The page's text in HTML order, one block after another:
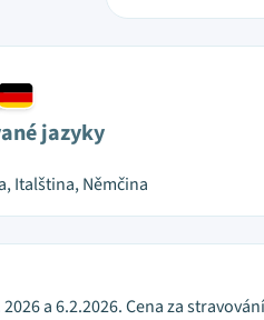
jazyky
Italština, Němčina
2026 a 6.2.2026. Cena za